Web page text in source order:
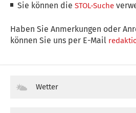
Sie können dieSTOL-Suche
Haben Sie Anmerkungen oder
können Sie uns per E-Mail
Wetter